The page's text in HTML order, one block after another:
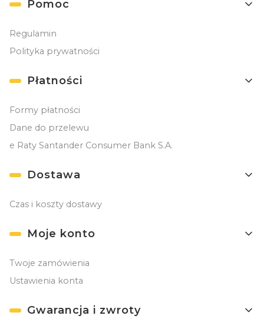
Pomoc
Regulamin
Polityka prywatności
Płatności
Formy płatności
Dane do przelewu
e Raty Santander Consumer Bank S.A.
Dostawa
Czas i koszty dostawy
Moje konto
Twoje zamówienia
Ustawienia konta
Gwarancja i zwroty